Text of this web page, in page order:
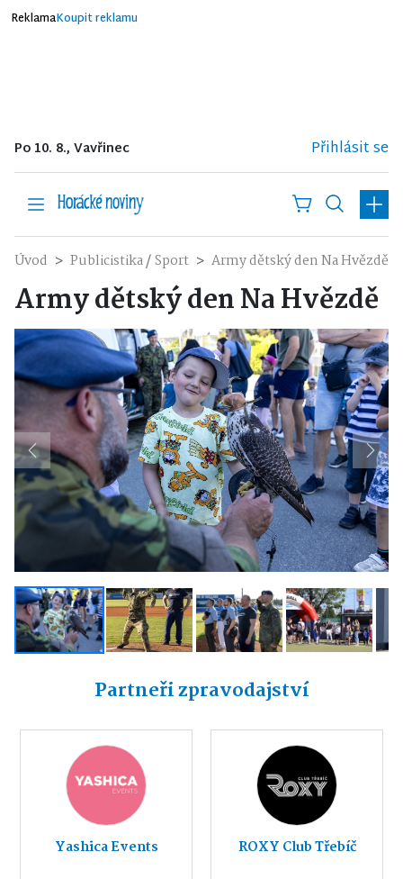
ReklamaKoupit reklamu
Po 10. 8., Vavřinec Přihlásit se
Úvod Publicistika/Sport Army dětský den Na Hvězdě
Army dětský den Na Hvězdě
Previous Next
Partneři zpravodajství
Yashica Events ROXY Club Třebíč